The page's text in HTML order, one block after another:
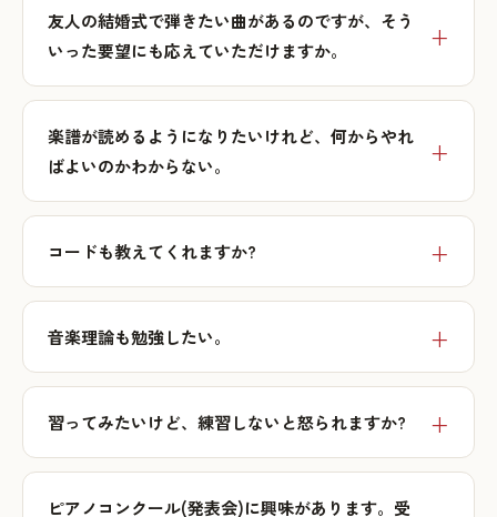
友人の結婚式で弾きたい曲があるのですが、そう
いった要望にも応えていただけますか。
楽譜が読めるようになりたいけれど、何からやれ
ばよいのかわからない。
コードも教えてくれますか?
音楽理論も勉強したい。
習ってみたいけど、練習しないと怒られますか?
ピアノコンクール(発表会)に興味があります。受